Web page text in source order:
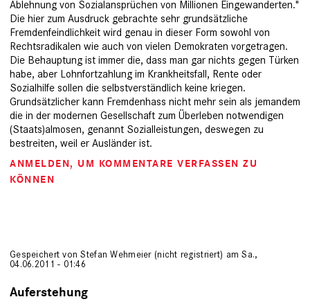
Ablehnung von Sozialansprüchen von Millionen Eingewanderten."
Die hier zum Ausdruck gebrachte sehr grundsätzliche
Fremdenfeindlichkeit wird genau in dieser Form sowohl von
Rechtsradikalen wie auch von vielen Demokraten vorgetragen.
Die Behauptung ist immer die, dass man gar nichts gegen Türken
habe, aber Lohnfortzahlung im Krankheitsfall, Rente oder
Sozialhilfe sollen die selbstverständlich keine kriegen.
Grundsätzlicher kann Fremdenhass nicht mehr sein als jemandem
die in der modernen Gesellschaft zum Überleben notwendigen
(Staats)almosen, genannt Sozialleistungen, deswegen zu
bestreiten, weil er Ausländer ist.
ANMELDEN, UM KOMMENTARE VERFASSEN ZU
KÖNNEN
Gespeichert vonStefan Wehmeier (nicht registriert) am Sa.,
04.06.2011 - 01:46
Auferstehung